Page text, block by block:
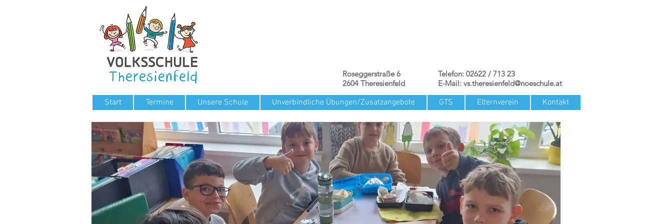
Roseggerstraße 6
2604 Theresienfeld
Telefon: 02622 / 713 23
E-Mail: vs.theresienfeld@noeschule.at
Start Termine Unsere Schule Unverbindliche Übungen/Zusatzangebote GTS Elternverein Kontakt